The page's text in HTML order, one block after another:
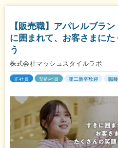
【販売職】アパレルブラ
に囲まれて、お客さまに
う
株式会社マッシュスタイルラボ
正社員 契約社員 第二新卒歓迎 職